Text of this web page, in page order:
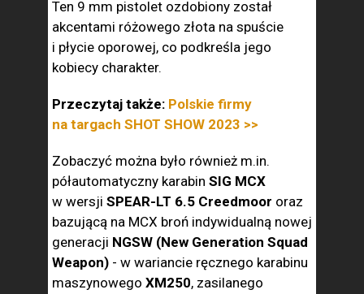
Ten 9 mm pistolet ozdobiony został
akcentami różowego złota na spuście
i płycie oporowej, co podkreśla jego
kobiecy charakter.
Przeczytaj także: Polskie firmy
na targach SHOT SHOW 2023 >>
Zobaczyć można było również m.in.
półautomatyczny karabin SIG MCX
w wersji SPEAR-LT 6.5 Creedmoor oraz
bazującą na MCX broń indywidualną nowej
generacji NGSW (New Generation Squad
Weapon) - w wariancie ręcznego karabinu
maszynowego XM250, zasilanego